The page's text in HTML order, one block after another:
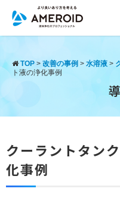
TOP > 改善の事例 > 水溶液 >
ト液の浄化事例
クーラントタン
化事例